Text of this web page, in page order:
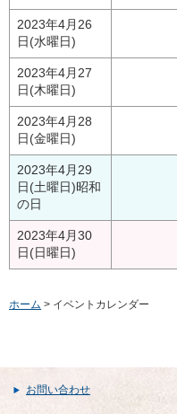
2023年4月26
日(水曜日)
2023年4月27
日(木曜日)
2023年4月28
日(金曜日)
2023年4月29
日(土曜日)昭和
の日
2023年4月30
日(日曜日)
ホーム > イベントカレンダー
お問い合わせ